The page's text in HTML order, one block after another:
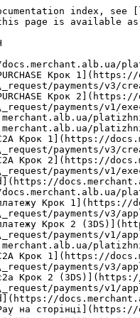
- [ApplePay decrypted](https://docs.merchant.alb.ua/platizhni-metodi-h2h/applepay-decrypted.md)
- [PURCHASE](https://docs.merchant.alb.ua/platizhni-metodi-h2h/applepay-decrypted/purchase.md)
- [Запит проведення платежу Крок 1](https://docs.merchant.alb.ua/platizhni-metodi-h2h/applepay-decrypted/purchase/zapit-provedennya-platezhu-krok-1.md): {{url}}/ecom/execute\_request/payments/v3/apple\_pay/purchase
- [Запит проведення платежу Крок 2 (3DS)](https://docs.merchant.alb.ua/platizhni-metodi-h2h/applepay-decrypted/purchase/zapit-provedennya-platezhu-krok-2-3ds.md): {{url}}/ecom/execute\_request/payments/v1/apple\_pay\_3ds/purchase
- [C2A](https://docs.merchant.alb.ua/platizhni-metodi-h2h/applepay-decrypted/c2a.md)
- [Запит проведення C2A Крок 1](https://docs.merchant.alb.ua/platizhni-metodi-h2h/applepay-decrypted/c2a/zapit-provedennya-c2a-krok-1.md): {{url}}/ecom/execute\_request/payments/v3/apple\_pay/card\_to\_account
- [Запит проведення c2a Крок 2 (3DS)](https://docs.merchant.alb.ua/platizhni-metodi-h2h/applepay-decrypted/c2a/zapit-provedennya-c2a-krok-2-3ds.md): {{url}}/ecom/execute\_request/payments/v1/apple\_pay\_3ds/card\_to\_account
- [ApplePay encrypted](https://docs.merchant.alb.ua/platizhni-metodi-h2h/applepay-encrypted.md)
- [Запит підтримки aPay на сторінці](https://docs.merchant.alb.ua/platizhni-metodi-h2h/applepay-encrypted/zapit-pidtrimki-apay-na-